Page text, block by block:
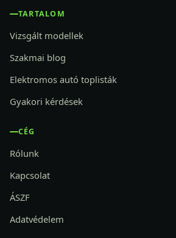
TARTALOM
Vizsgált modellek
Szakmai blog
Elektromos autó toplisták
Gyakori kérdések
CÉG
Rólunk
Kapcsolat
ÁSZF
Adatvédelem